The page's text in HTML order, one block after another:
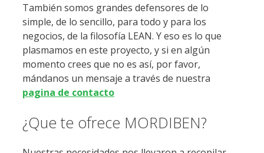
También somos grandes defensores de lo
simple, de lo sencillo, para todo y para los
negocios, de la filosofía LEAN. Y eso es lo que
plasmamos en este proyecto, y si en algún
momento crees que no es así, por favor,
mándanos un mensaje a través de nuestra
pagina de contacto
¿Que te ofrece MORDIBEN?